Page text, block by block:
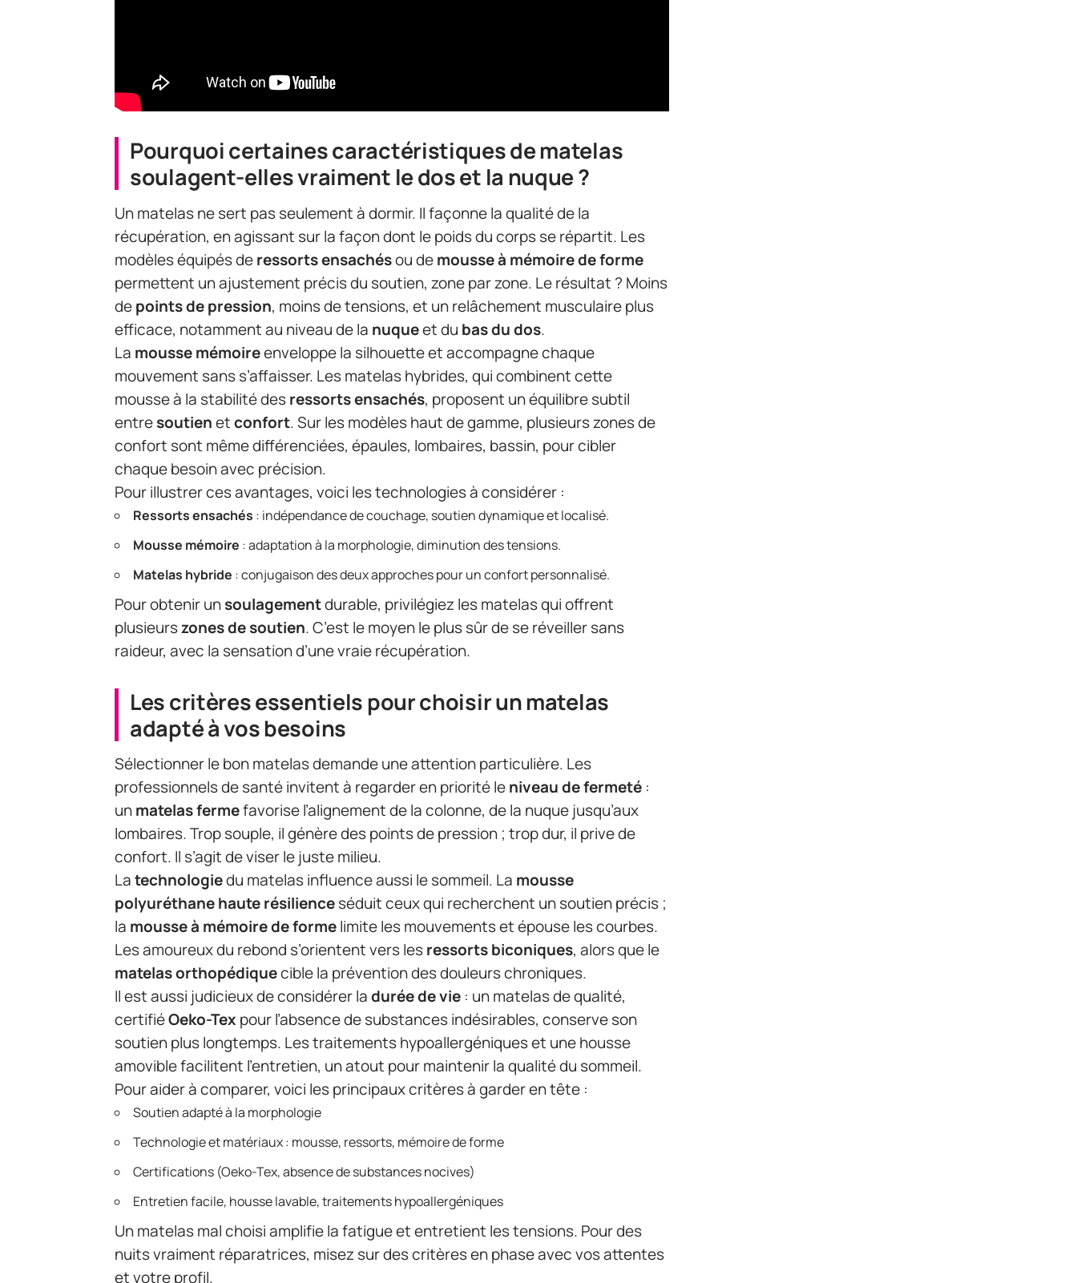
Pourquoi certaines caractéristiques de matelas
soulagent-elles vraiment le dos et la nuque ?
Un matelas ne sert pas seulement à dormir. Il façonne la qualité de la
récupération, en agissant sur la façon dont le poids du corps se répartit. Les
modèles équipés deressorts ensachésou demousse à mémoire de forme
permettent un ajustement précis du soutien, zone par zone. Le résultat ? Moins
depoints de pression, moins de tensions, et un relâchement musculaire plus
efficace, notamment au niveau de la nuqueet du bas du dos.
La mousse mémoireenveloppe la silhouette et accompagne chaque
mouvement sans s’affaisser. Les matelas hybrides, qui combinent cette
mousse à la stabilité desressorts ensachés, proposent un équilibre subtil
entresoutienetconfort. Sur les modèles haut de gamme, plusieurs zones de
confort sont même différenciées, épaules, lombaires, bassin, pour cibler
chaque besoin avec précision.
Pour illustrer ces avantages, voici les technologies à considérer :
Ressorts ensachés : indépendance de couchage, soutien dynamique et localisé.
Mousse mémoire : adaptation à la morphologie, diminution des tensions.
Matelas hybride : conjugaison des deux approches pour un confort personnalisé.
Pour obtenir unsoulagementdurable, privilégiez les matelas qui offrent
plusieurszones de soutien. C’est le moyen le plus sûr de se réveiller sans
raideur, avec la sensation d’une vraie récupération.
Les critères essentiels pour choisir un matelas
adapté à vos besoins
Sélectionner le bon matelas demande une attention particulière. Les
professionnels de santé invitent à regarder en priorité leniveau de fermeté :
unmatelas fermefavorise l’alignement de la colonne, de la nuque jusqu’aux
lombaires. Trop souple, il génère des points de pression ; trop dur, il prive de
confort. Il s’agit de viser le juste milieu.
Latechnologiedu matelas influence aussi le sommeil. La mousse
polyuréthane haute résilienceséduit ceux qui recherchent un soutien précis ;
la mousse à mémoire de formelimite les mouvements et épouse les courbes.
Les amoureux du rebond s’orientent vers lesressorts biconiques, alors que le
matelas orthopédiquecible la prévention des douleurs chroniques.
Il est aussi judicieux de considérer ladurée de vie : un matelas de qualité,
certifiéOeko-Tex pour l’absence de substances indésirables, conserve son
soutien plus longtemps. Les traitements hypoallergéniques et une housse
amovible facilitent l’entretien, un atout pour maintenir la qualité du sommeil.
Pour aider à comparer, voici les principaux critères à garder en tête :
Soutien adapté à la morphologie
Technologie et matériaux : mousse, ressorts, mémoire de forme
Certifications (Oeko-Tex, absence de substances nocives)
Entretien facile, housse lavable, traitements hypoallergéniques
Un matelas mal choisi amplifie la fatigue et entretient les tensions. Pour des
nuits vraiment réparatrices, misez sur des critères en phase avec vos attentes
et votre profil.